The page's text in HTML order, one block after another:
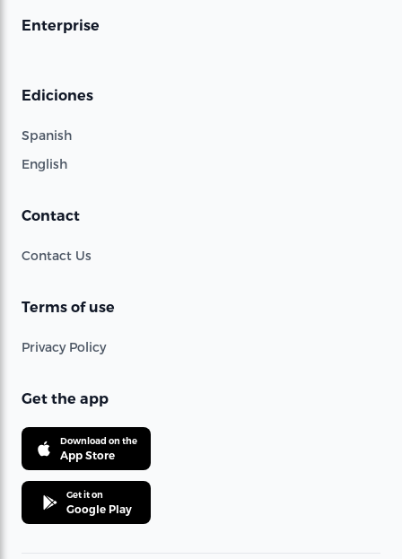
Enterprise
Ediciones
Spanish
English
Contact
Contact Us
Terms of use
Privacy Policy
Get the app
Download on the
App Store
Get it on
Google Play